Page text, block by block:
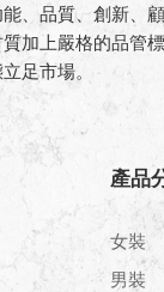
、品質、創新、
加上嚴格的品管
足市場。
產品
女裝
男裝